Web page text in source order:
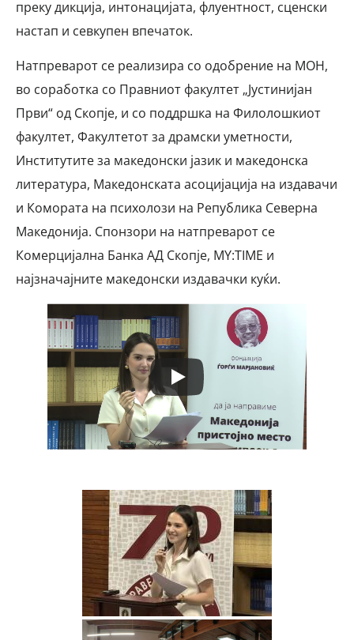
преку дикција, интонацијата, флуентност, сценски
настап и севкупен впечаток.
Натпреварот се реализира со одобрение на МОН,
во соработка со Правниот факултет „Јустинијан
Први“ од Скопје, и со поддршка на Филолошкиот
факултет, Факултетот за драмски уметности,
Институтите за македонски јазик и македонска
литература, Македонската асоцијација на издавачи
и Комората на психолози на Република Северна
Македонија. Спонзори на натпреварот се
Комерцијална Банка АД Скопје, MY:TIME и
најзначајните македонски издавачки куќи.